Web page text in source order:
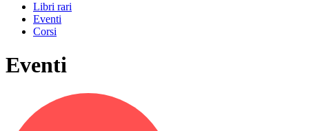
Libri rari
Eventi
Corsi
Eventi